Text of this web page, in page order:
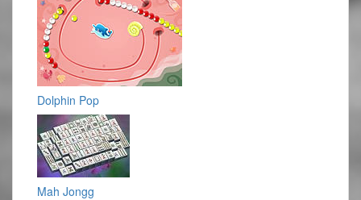
Dolphin Pop
Mah Jongg